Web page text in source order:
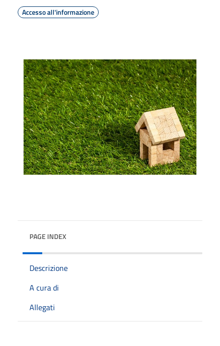
Accesso all'informazione
PAGE INDEX
Descrizione
A cura di
Allegati